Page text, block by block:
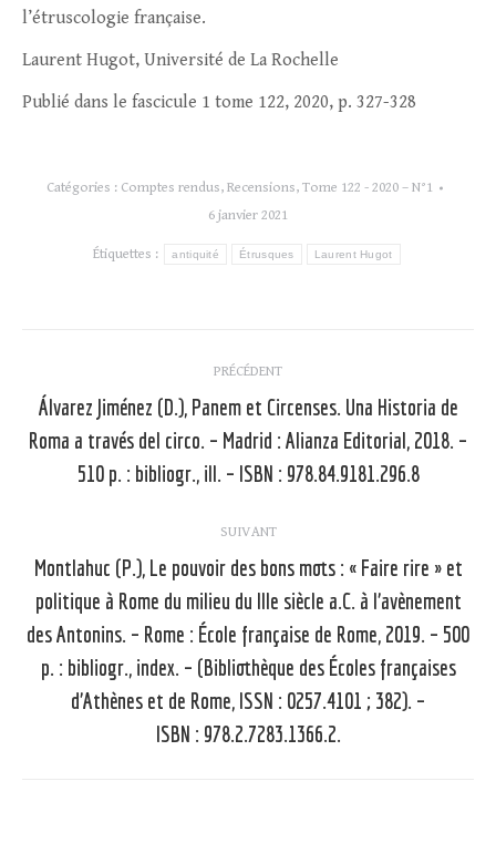
l’étruscologie française.
Laurent Hugot, Université de La Rochelle
Publié dans le fascicule 1 tome 122, 2020, p. 327-328
Catégories : Comptes rendus, Recensions, Tome 122 - 2020 – N°1
6 janvier 2021
Étiquettes : antiquité Étrusques Laurent Hugot
article
PRÉCÉDENT
Article
précédent
Álvarez Jiménez (D.), Panem et Circenses. Una Historia de
Roma a través del circo. – Madrid : Alianza Editorial, 2018. –
510 p. : bibliogr., ill. – ISBN : 978.84.9181.296.8
SUIVANT
Article
suivant
:
Montlahuc (P.), Le pouvoir des bons mots : « Faire rire » et
politique à Rome du milieu du IIIe siècle a.C. à l’avènement
des Antonins. – Rome : École française de Rome, 2019. – 500
p. : bibliogr., index. – (Bibliothèque des Écoles françaises
d’Athènes et de Rome, ISSN : 0257.4101 ; 382). –
ISBN : 978.2.7283.1366.2.